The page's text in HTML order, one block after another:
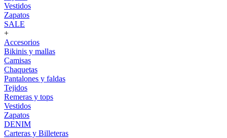
Vestidos
Zapatos
SALE
+
Accesorios
Bikinis y mallas
Camisas
Chaquetas
Pantalones y faldas
Tejidos
Remeras y tops
Vestidos
Zapatos
DENIM
Carteras y Billeteras